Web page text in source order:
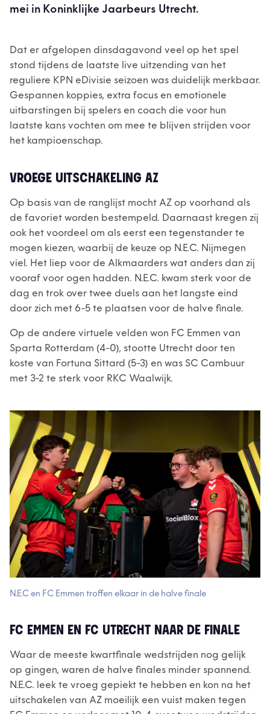
mei in Koninklijke Jaarbeurs Utrecht.
Dat er afgelopen dinsdagavond veel op het spel
stond tijdens de laatste live uitzending van het
reguliere KPN eDivisie seizoen was duidelijk merkbaar.
Gespannen koppies, extra focus en emotionele
uitbarstingen bij spelers en coach die voor hun
laatste kans vochten om mee te blijven strijden voor
het kampioenschap.
VROEGE UITSCHAKELING AZ
Op basis van de ranglijst mocht AZ op voorhand als
de favoriet worden bestempeld. Daarnaast kregen zij
ook het voordeel om als eerst een tegenstander te
mogen kiezen, waarbij de keuze op N.E.C. Nijmegen
viel. Het liep voor de Alkmaarders wat anders dan zij
vooraf voor ogen hadden. N.E.C. kwam sterk voor de
dag en trok over twee duels aan het langste eind
door zich met 6-5 te plaatsen voor de halve finale.
Op de andere virtuele velden won FC Emmen van
Sparta Rotterdam (4-0), stootte Utrecht door ten
koste van Fortuna Sittard (5-3) en was SC Cambuur
met 3-2 te sterk voor RKC Waalwijk.
N.E.C en FC Emmen troffen elkaar in de halve finale
FC EMMEN EN FC UTRECHT NAAR DE FINALE
Waar de meeste kwartfinale wedstrijden nog gelijk
op gingen, waren de halve finales minder spannend.
N.E.C. leek te vroeg gepiekt te hebben en kon na het
uitschakelen van AZ moeilijk een vuist maken tegen